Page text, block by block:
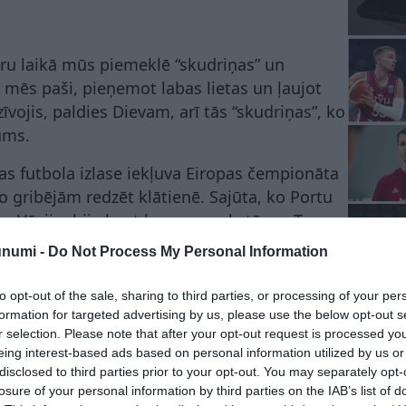
- Do Not Process My Personal Information
opt-out of the sale, sharing to third parties, or processing of your
for targeted advertising by us, please use the below opt-out
selection. Please note that after your opt-out request is processed
interest-based ads based on personal information utilized by us
to third parties prior to your opt-out. You may separately
of your personal information by third parties on the IAB’s list of
laikā mūs piemeklē “skudriņas” un
paši, pieņemot labas lietas un ļaujot
paldies Dievam, arī tās “skudriņas”, ko
futbola izlase iekļuva Eiropas čempionāta
gribējām redzēt klātienē. Sajūta, ko Portu
Vāciju, bija kaut kas neaprakstāms. Tur
sektorā, un pēkšņi visi spontāni, bez
reizē sāka dziedāt “Vai tu zini, mana
noskrien tirpas no “skudriņām”. Es tobrīd
tā bija, liekot man saprast, ka esmu radījis